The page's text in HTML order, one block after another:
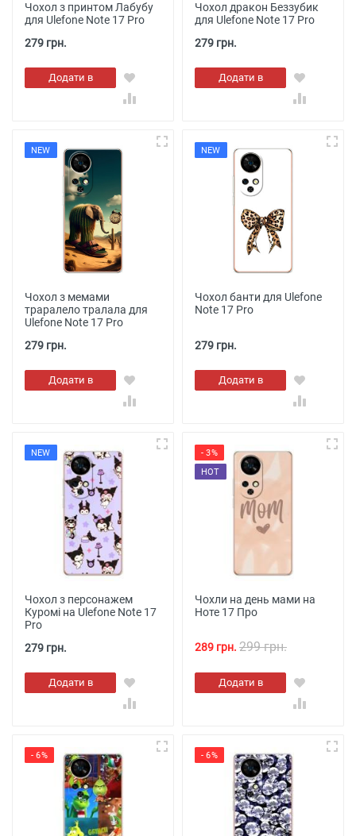
Чохол з принтом Лабубу
для Ulefone Note 17 Pro
279 грн.
Додати в
кошик
Чохол дракон Беззубик
для Ulefone Note 17 Pro
279 грн.
Додати в
кошик
NEW
Чохол з мемами
траралело тралала для
Ulefone Note 17 Pro
279 грн.
Додати в
кошик
NEW
Чохол банти для Ulefone
Note 17 Pro
279 грн.
Додати в
кошик
NEW
Чохол з персонажем
Куромі на Ulefone Note 17
Pro
279 грн.
Додати в
кошик
- 3%
HOT
Чохли на день мами на
Ноте 17 Про
289 грн. 299 грн.
Додати в
кошик
- 6% - 6%